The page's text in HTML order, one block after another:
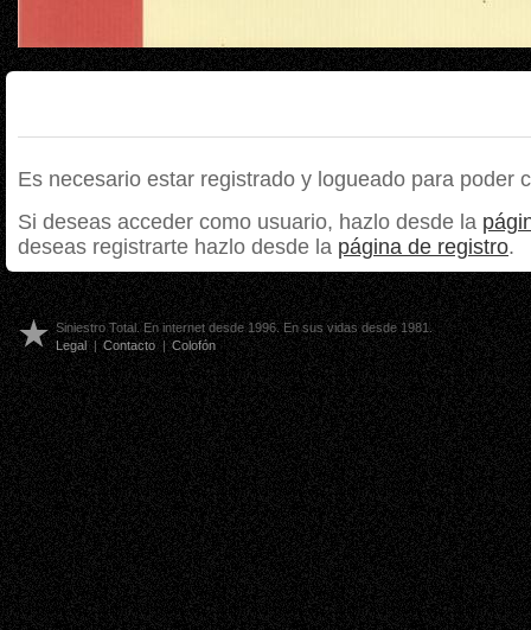
Es necesario estar registrado y logueado para poder
Si deseas acceder como usuario, hazlo desde la
deseas registrarte hazlo desde la página de registro.
Siniestro Total. En internet desde 1996. En sus vidas desde 1981.
Legal | Contacto | Colofón